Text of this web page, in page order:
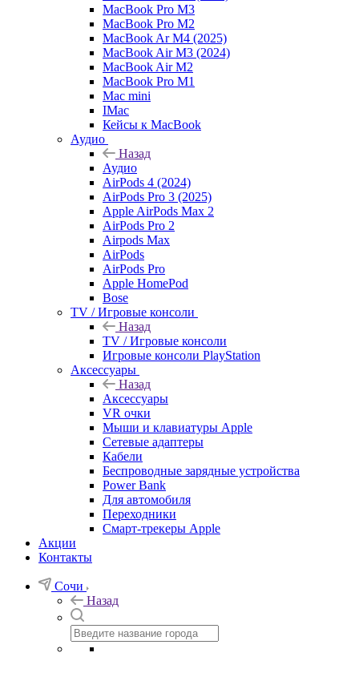
MacBook Pro M3
MacBook Pro M2
MacBook Ar M4 (2025)
MacBook Air M3 (2024)
MacBook Air M2
MacBook Pro M1
Mac mini
IMac
Кейсы к MacBook
Аудио
Назад
Аудио
AirPods 4 (2024)
AirPods Pro 3 (2025)
Apple AirPods Max 2
AirPods Pro 2
Airpods Max
AirPods
AirPods Pro
Apple HomePod
Bose
TV / Игровые консоли
Назад
TV / Игровые консоли
Игровые консоли PlayStation
Аксессуары
Назад
Аксессуары
VR очки
Мыши и клавиатуры Apple
Сетевые адаптеры
Кабели
Беспроводные зарядные устройства
Power Bank
Для автомобиля
Переходники
Смарт-трекеры Apple
Акции
Контакты
Сочи
Назад